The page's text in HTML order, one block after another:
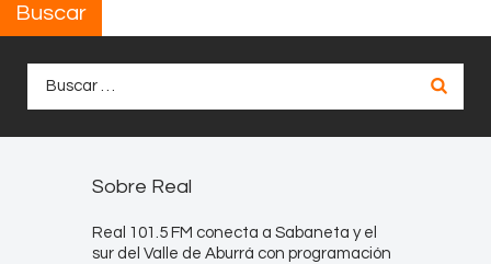
Buscar
Sobre Real
Real 101.5 FM conecta a Sabaneta y el
sur del Valle de Aburrá con programación